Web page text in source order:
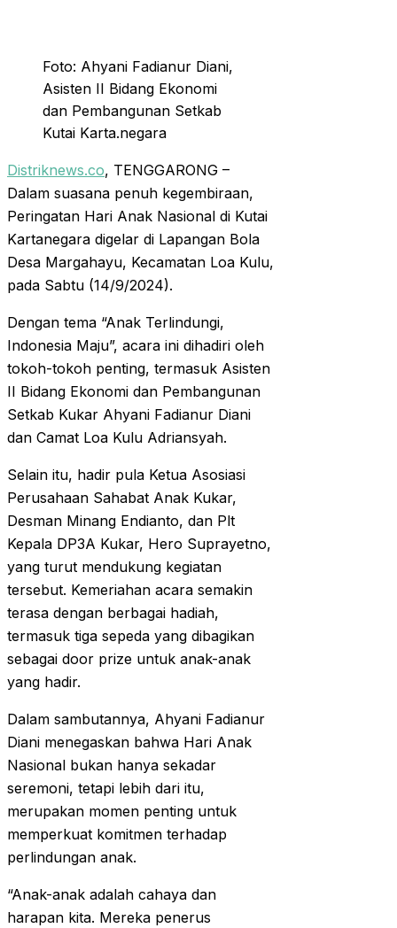
Foto: Ahyani Fadianur Diani,
Asisten II Bidang Ekonomi
dan Pembangunan Setkab
Kutai Karta.negara
Distriknews.co, TENGGARONG –
Dalam suasana penuh kegembiraan,
Peringatan Hari Anak Nasional di Kutai
Kartanegara digelar di Lapangan Bola
Desa Margahayu, Kecamatan Loa Kulu,
pada Sabtu (14/9/2024).
Dengan tema “Anak Terlindungi,
Indonesia Maju”, acara ini dihadiri oleh
tokoh-tokoh penting, termasuk Asisten
II Bidang Ekonomi dan Pembangunan
Setkab Kukar Ahyani Fadianur Diani
dan Camat Loa Kulu Adriansyah.
Selain itu, hadir pula Ketua Asosiasi
Perusahaan Sahabat Anak Kukar,
Desman Minang Endianto, dan Plt
Kepala DP3A Kukar, Hero Suprayetno,
yang turut mendukung kegiatan
tersebut. Kemeriahan acara semakin
terasa dengan berbagai hadiah,
termasuk tiga sepeda yang dibagikan
sebagai door prize untuk anak-anak
yang hadir.
Dalam sambutannya, Ahyani Fadianur
Diani menegaskan bahwa Hari Anak
Nasional bukan hanya sekadar
seremoni, tetapi lebih dari itu,
merupakan momen penting untuk
memperkuat komitmen terhadap
perlindungan anak.
“Anak-anak adalah cahaya dan
harapan kita. Mereka penerus